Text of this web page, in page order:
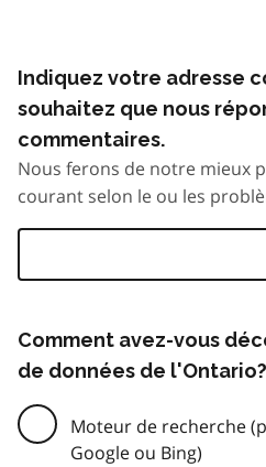
Indiquez votre adresse
souhaitez que nous
commentaires.
Nous ferons de notre mieux
courant selon le ou les
Comment avez-vous
de données de l'Ontario?
Moteur de recherche
Google ou Bing)